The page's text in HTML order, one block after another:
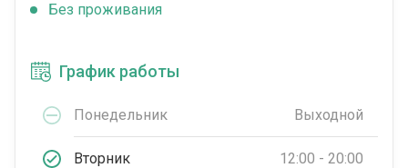
Без проживания
График работы
Понедельник Выходной
Вторник 12:00 - 20:00